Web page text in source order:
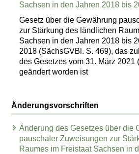
Sachsen in den Jahren 2018 bis
Gesetz über die Gewährung
zur Stärkung des ländlichen
Sachsen in den Jahren 2018 bis
2018 (SächsGVBl. S. 469), das
des Gesetzes vom 31. März 2021
geändert worden ist
Änderungsvorschriften
Änderung des Gesetzes über die
pauschaler Zuweisungen zur
Raumes im Freistaat Sachsen in